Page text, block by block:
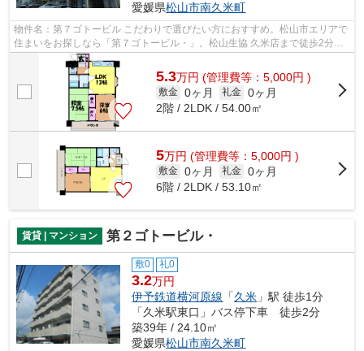
愛媛県松山市南久米町
物件名：第７ゴトービル こだわりで選びたい方におすすめ。松山市エリアで
住まいをお探しなら「第７ゴトービル・」。松山生協 久米店まで徒歩2分と
近くて、買い物を気軽に済ませたい主...
5.3万円 (管理費等：5,000円 )
敷金 0ヶ月 礼金 0ヶ月
2階 / 2LDK / 54.00㎡
5万円 (管理費等：5,000円 )
敷金 0ヶ月 礼金 0ヶ月
6階 / 2LDK / 53.10㎡
賃貸 | マンション 第２ゴトービル・
敷0 礼0
3.2万円
伊予鉄道横河原線 「久米 」駅 徒歩1分
「久米駅東口」バス停下車 徒歩2分
築39年 / 24.10㎡
愛媛県松山市南久米町